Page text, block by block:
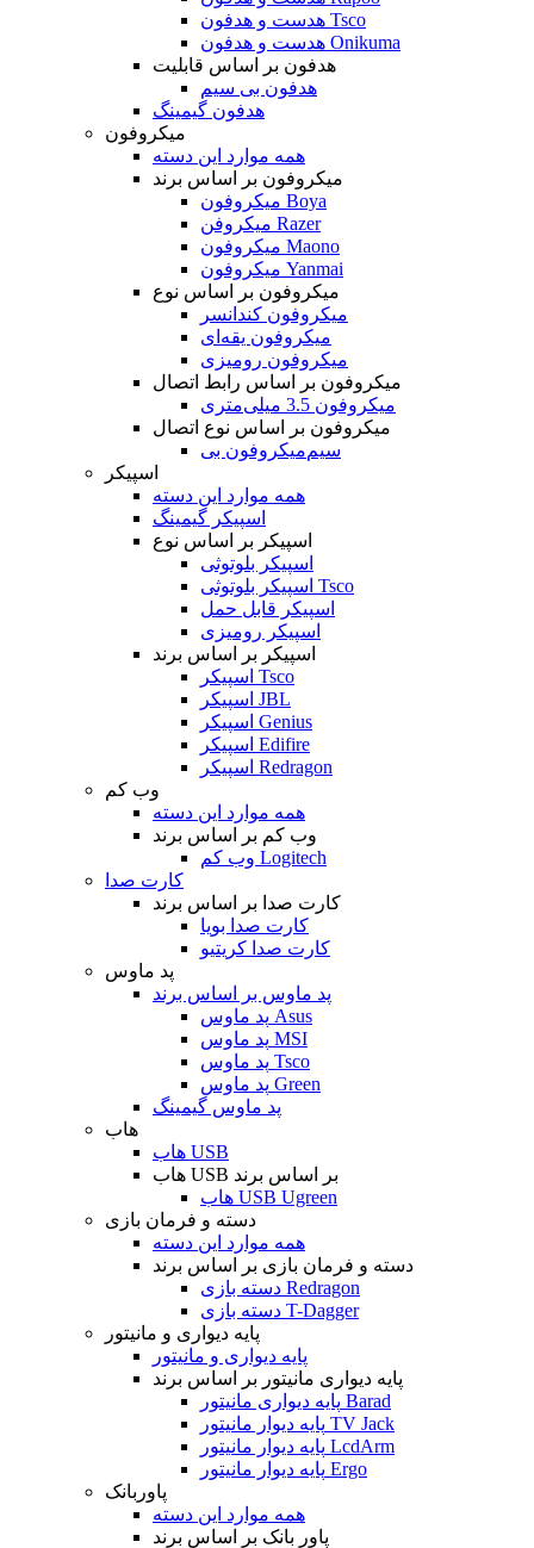
هدست و هدفون Tsco
هدست و هدفون Onikuma
هدفون بر اساس قابلیت
هدفون بی سیم
هدفون گیمینگ
میکروفون
همه موارد این دسته
میکروفون بر اساس برند
میکروفون Boya
میکروفن Razer
میکروفون Maono
میکروفون Yanmai
میکروفون بر اساس نوع
میکروفون کندانسر
میکروفون یقه‌ای
میکروفون رومیزی
میکروفون بر اساس رابط اتصال
میکروفون 3.5 میلی‌متری
میکروفون بر اساس نوع اتصال
میکروفون بی‌‎سیم
اسپیکر
همه موارد این دسته
اسپیکر گیمینگ
اسپیکر بر اساس نوع
اسپیکر بلوتوثی
اسپیکر بلوتوثی Tsco
اسپیکر قابل حمل
اسپیکر رومیزی
اسپیکر بر اساس برند
اسپیکر Tsco
اسپیکر JBL
اسپیکر Genius
اسپیکر Edifire
اسپیکر Redragon
وب کم
همه موارد این دسته
وب کم بر اساس برند
وب کم Logitech
کارت صدا
کارت صدا بر اساس برند
کارت صدا بویا
کارت صدا کریتیو
پد ماوس
پد ماوس بر اساس برند
پد ماوس Asus
پد ماوس MSI
پد ماوس Tsco
پد ماوس Green
پد ماوس گیمینگ
هاب
هاب USB
هاب USB بر اساس برند
هاب USB Ugreen
دسته و فرمان بازی
همه موارد این دسته
دسته و فرمان بازی بر اساس برند
دسته بازی Redragon
دسته بازی T-Dagger
پایه دیواری و مانیتور
پایه دیواری و مانیتور
پایه دیواری مانیتور بر اساس برند
پایه دیواری مانیتور Barad
پایه دیوار مانیتور TV Jack
پایه دیوار مانیتور LcdArm
پایه دیوار مانیتور Ergo
پاوربانک
همه موارد این دسته
پاور بانک بر اساس برند